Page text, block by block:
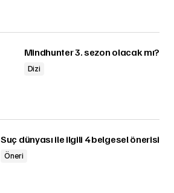
Mindhunter 3. sezon olacak mı?
Dizi
Suç dünyası ile ilgili 4 belgesel önerisi
Öneri